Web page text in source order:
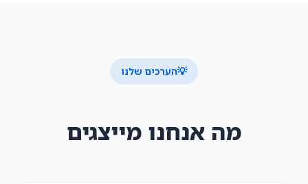
💡הערכים שלנו
מה אנחנו מייצגים